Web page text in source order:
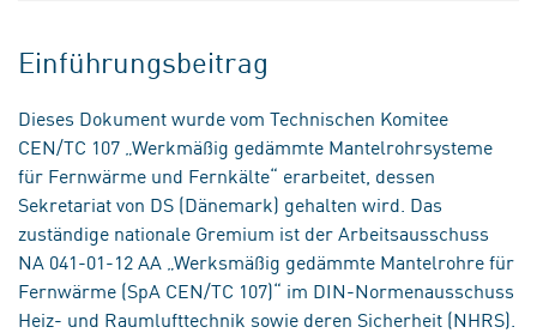
Einführungsbeitrag
Dieses Dokument wurde vom Technischen Komitee
CEN/TC 107 „Werkmäßig gedämmte Mantelrohrsysteme
für Fernwärme und Fernkälte“ erarbeitet, dessen
Sekretariat von DS (Dänemark) gehalten wird. Das
zuständige nationale Gremium ist der Arbeitsausschuss
NA 041-01-12 AA „Werksmäßig gedämmte Mantelrohre für
Fernwärme (SpA CEN/TC 107)“ im DIN-Normenausschuss
Heiz- und Raumlufttechnik sowie deren Sicherheit (NHRS).